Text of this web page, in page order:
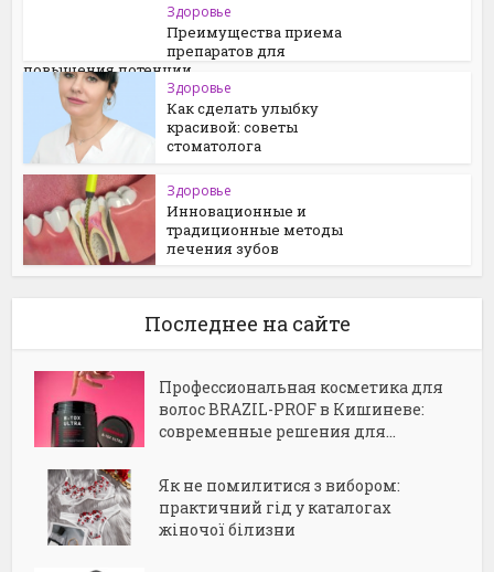
Здоровье
Преимущества приема
препаратов для
повышения потенции
Здоровье
Как сделать улыбку
красивой: советы
стоматолога
Здоровье
Инновационные и
традиционные методы
лечения зубов
Последнее на сайте
Профессиональная косметика для
волос BRAZIL-PROF в Кишиневе:
современные решения для...
Як не помилитися з вибором:
практичний гід у каталогах
жіночої білизни